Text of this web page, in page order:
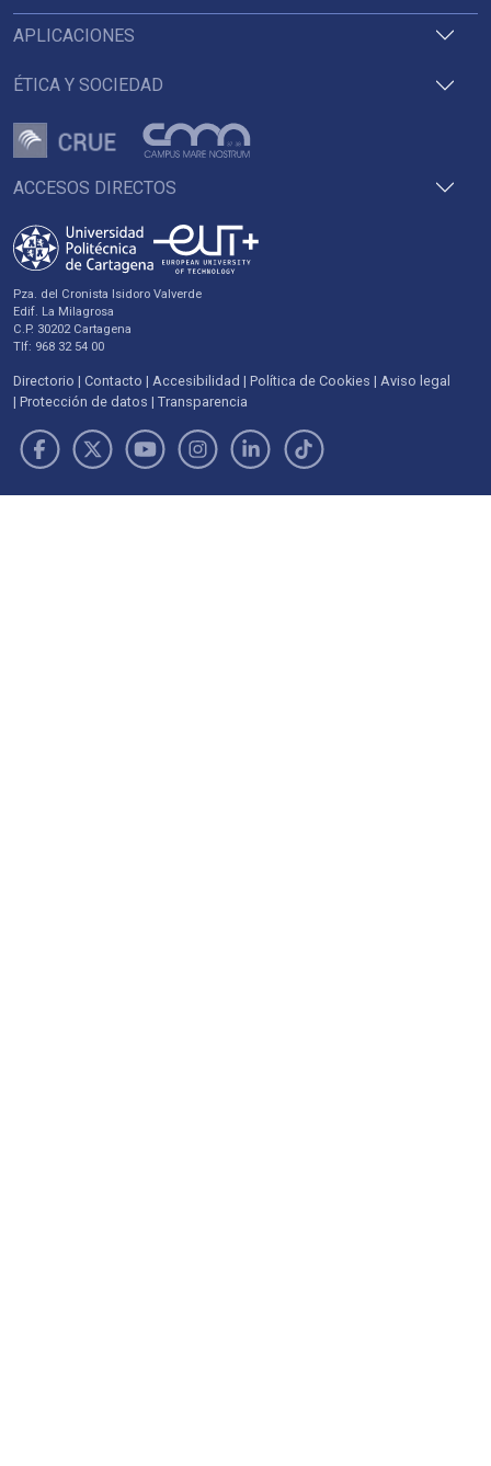
ACCESOS DIRECTOS
Pza. del Cronista Isidoro Valverde
Edif. La Milagrosa
C.P. 30202 Cartagena
Tlf: 968 32 54 00
Directorio Contacto Accesibilidad Política de Cookies
Aviso legal
Protección de datos
Transparencia
APLICACIONES
ÉTICA Y SOCIEDAD